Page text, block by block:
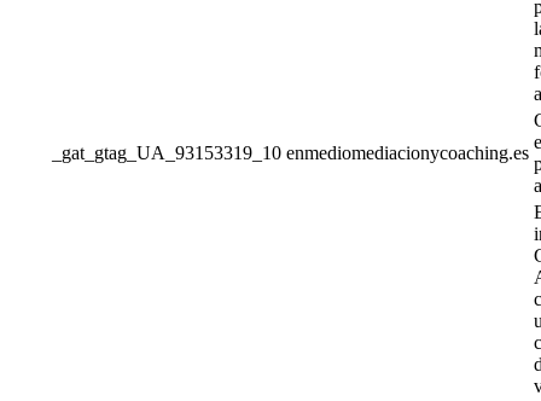
_gat_gtag_UA_93153319_10 enmediomediacionycoaching.es